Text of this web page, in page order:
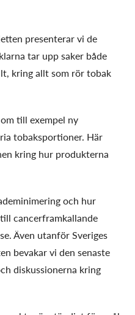
presenterar vi de
tar upp saker både
kring allt som rör tobak
till exempel ny
tobaksportioner. Här
kring hur produkterna
och hur
cancerframkallande
Även utanför Sveriges
bevakar vi den senaste
diskussionerna kring